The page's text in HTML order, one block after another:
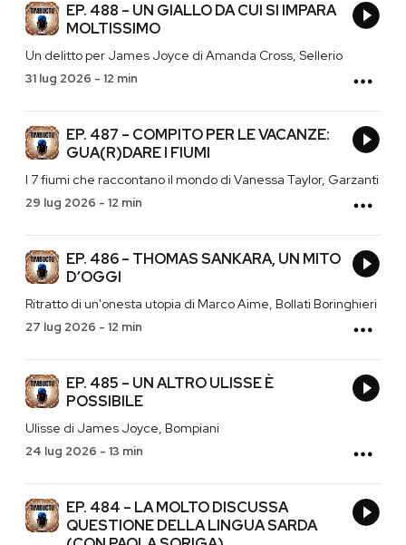
EP. 488 – UN GIALLO DA CUI SI IMPARA
MOLTISSIMO
Un delitto per James Joyce di Amanda Cross, Sellerio
31 lug 2026 - 12 min
EP. 487 – COMPITO PER LE VACANZE:
GUA(R)DARE I FIUMI
I 7 fiumi che raccontano il mondo di Vanessa Taylor, Garzanti
29 lug 2026 - 12 min
EP. 486 – THOMAS SANKARA, UN MITO
D’OGGI
Ritratto di un'onesta utopia di Marco Aime, Bollati Boringhieri
27 lug 2026 - 12 min
EP. 485 – UN ALTRO ULISSE È
POSSIBILE
Ulisse di James Joyce, Bompiani
24 lug 2026 - 13 min
EP. 484 – LA MOLTO DISCUSSA
QUESTIONE DELLA LINGUA SARDA